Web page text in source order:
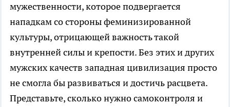
мужественности, которое подвергается
нападкам со стороны феминизированной
культуры, отрицающей важность такой
внутренней силы и крепости. Без этих и других
мужских качеств западная цивилизация просто
не смогла бы развиваться и достичь расцвета.
Представьте, сколько нужно самоконтроля и